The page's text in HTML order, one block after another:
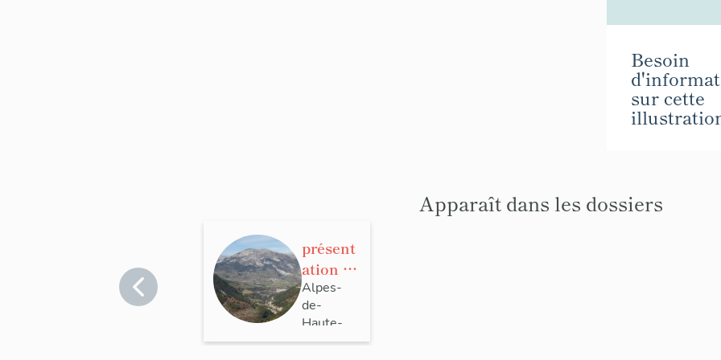
Besoin
sur cette
Apparaît dans les dossiers
présent
ation de
la
commu
ne de
Alpes-
de-
Haute-
Provence